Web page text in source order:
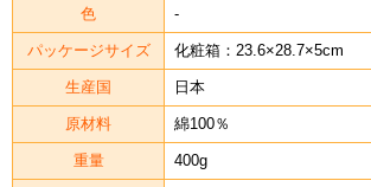
色 -
パッケージサイズ 化粧箱：23.6×28.7×5cm
生産国 日本
原材料 綿100％
重量 400g